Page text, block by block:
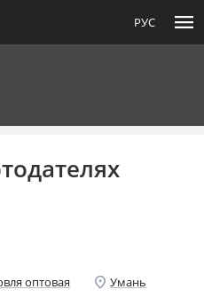
РУС menu
оптовая location_on Умань